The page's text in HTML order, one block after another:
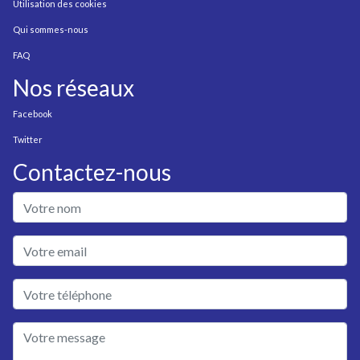
Utilisation des cookies
Qui sommes-nous
FAQ
Nos réseaux
Facebook
Twitter
Contactez-nous